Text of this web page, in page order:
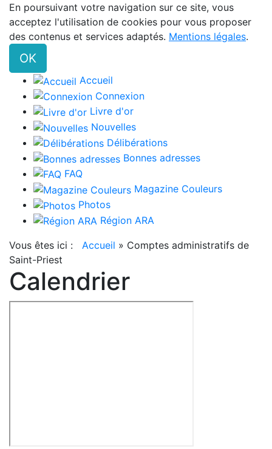
En poursuivant votre navigation sur ce site, vous
acceptez l'utilisation de cookies pour vous proposer
des contenus et services adaptés. Mentions légales.
OK
Accueil
Connexion
Livre d'or
Nouvelles
Délibérations
Bonnes adresses
FAQ
Magazine Couleurs
Photos
Région ARA
Vous êtes ici : Accueil » Comptes administratifs de
Saint-Priest
Calendrier